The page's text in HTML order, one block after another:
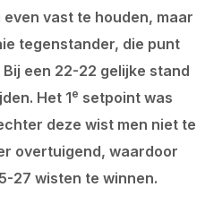
vast te houden, maar
tegenstander, die punt
een 22-22 gelijke stand
Het 1e setpoint was
deze wist men niet te
overtuigend, waardoor
27 wisten te winnen.